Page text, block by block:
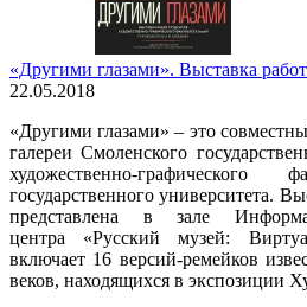
«Другими глазами». Выставка
22.05.2018
«Другими глазами» – это
галереи Смоленского
художественно-графического
государственного университета.
представлена в зале
центра «Русский музей:
включает 16 версий-ремейков
веков, находящихся в экспозиции